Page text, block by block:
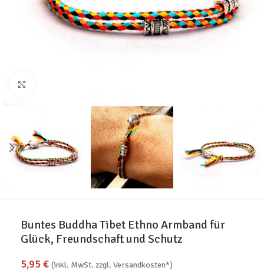
Buntes Buddha Tibet Ethno Armband für
Glück, Freundschaft und Schutz
5,95€ (inkl. MwSt. zzgl. Versandkosten*)